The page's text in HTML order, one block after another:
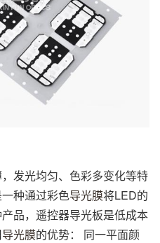
发光均匀、色彩多变化等特
种通过彩色导光膜将LED的
品，遥控器导光板是低成本
导光膜的优势： 同一平面颜